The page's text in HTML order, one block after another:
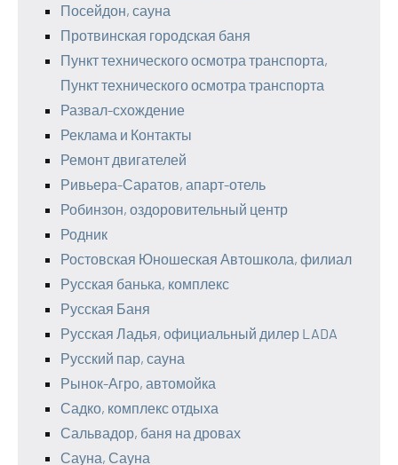
Посейдон, сауна
Протвинская городская баня
Пункт технического осмотра транспорта,
Пункт технического осмотра транспорта
Развал-схождение
Реклама и Контакты
Ремонт двигателей
Ривьера-Саратов, апарт-отель
Робинзон, оздоровительный центр
Родник
Ростовская Юношеская Автошкола, филиал
Русская банька, комплекс
Русская Баня
Русская Ладья, официальный дилер LADA
Русский пар, сауна
Рынок-Агро, автомойка
Садко, комплекс отдыха
Сальвадор, баня на дровах
Сауна, Сауна